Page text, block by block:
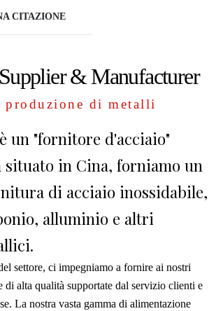
CITAZIONE
& Manufacturer
produzione di metalli
un "fornitore d'acciaio"
situato in Cina, forniamo un
di acciaio inossidabile,
alluminio e altri
settore, ci impegniamo a fornire ai nostri
di alta qualità supportate dal servizio clienti e
La nostra vasta gamma di alimentazione